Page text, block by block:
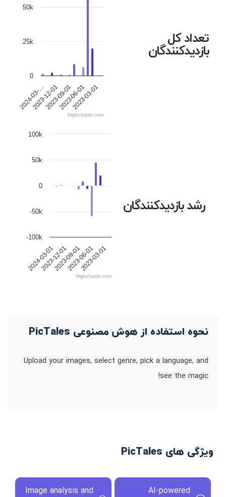
تعداد کل
بازدیدکنندگان
2024-03-…
2023-12-012023-09-012023-06-01
2023-03-01
0
25k
50k
Highcharts.com
رشد بازدیدکنندگان
2024-03-01
2023-12-012023-09-012023-06-01
2023-03-01
-50k
0
50k
-100k
100k
Highcharts.com
نحوه استفاده از هوش مصنوعی PicTales
Upload your images, select genre, pick a language, and
see the magic!
ویژگی های PicTales
AI-powered
Image analysis and